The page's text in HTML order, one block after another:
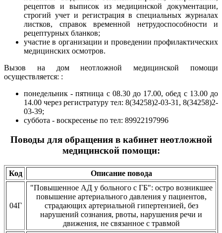
рецептов и выписок из медицинской документации,
строгий учет и регистрация в специальных журналах
листков, справок временной нетрудоспособности и
рецептурных бланков;
участие в организации и проведении профилактических
медицинских осмотров.
Вызов на дом неотложной медицинской помощи
осуществляется: :
понедельник - пятница с 08.30 до 17.00, обед с 13.00 до
14.00 через регистратуру тел: 8(34258)2-03-31, 8(34258)2-
03-39;
суббота - воскресенье по тел: 89922197996
Поводы для обращения в кабинет неотложной
медицинской помощи:
Код Описание повода
04Г
"Повышенное АД у больного с ГБ": остро возникшее
повышение артериального давления у пациентов,
страдающих артериальной гипертензией, без
нарушений сознания, рвоты, нарушения речи и
движения, не связанное с травмой